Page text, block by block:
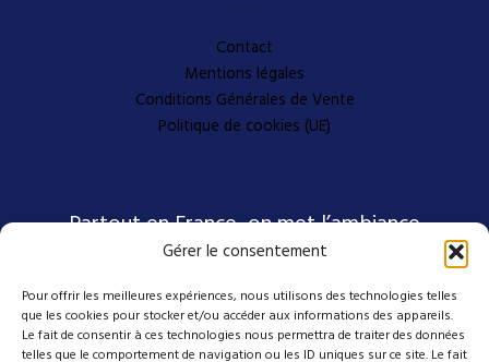
Gérer le consentement
Pour offrir les meilleures expériences, nous utilisons des technologies telles
que les cookies pour stocker et/ou accéder aux informations des appareils.
Le fait de consentir à ces technologies nous permettra de traiter des données
telles que le comportement de navigation ou les ID uniques sur ce site. Le fait
Contact
Mentions légales
Conditions Générales de Vente
Politique de cookies (UE)
Partout en France, on met l’ambiance
Nos coordonnées